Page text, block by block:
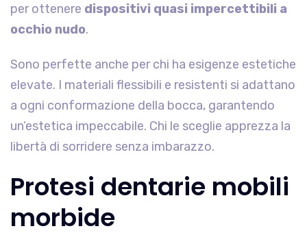
per ottenere dispositivi quasi impercettibili a
occhio nudo.
Sono perfette anche per chi ha esigenze estetiche
elevate. I materiali flessibili e resistenti si adattano
a ogni conformazione della bocca, garantendo
un’estetica impeccabile. Chi le sceglie apprezza la
libertà di sorridere senza imbarazzo.
Protesi dentarie mobili
morbide